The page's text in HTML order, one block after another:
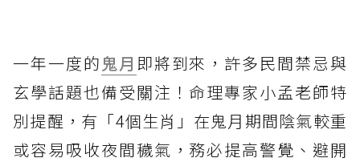
一年一度的 鬼月 即將到來，許多民間禁忌與
玄學話題也備受關注！命理專家小孟老師特
別提醒，有「4個生肖」在鬼月期間陰氣較重
或容易吸收夜間穢氣，務必提高警覺、避開